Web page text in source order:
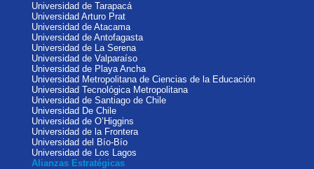
Universidad de Tarapacá
Universidad Arturo Prat
Universidad de Atacama
Universidad de Antofagasta
Universidad de La Serena
Universidad de Valparaíso
Universidad de Playa Ancha
Universidad Metropolitana de Ciencias de la Educación
Universidad Tecnológica Metropolitana
Universidad de Santiago de Chile
Universidad De Chile
Universidad de O’Higgins
Universidad de la Frontera
Universidad del Bío-Bío
Universidad de Los Lagos
Alianzas Estratégicas